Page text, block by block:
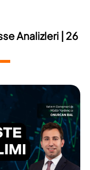
Analizleri | 26